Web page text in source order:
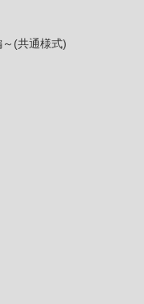
(共通様式)